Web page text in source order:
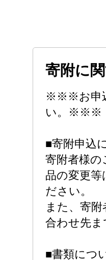
寄附に
※※※お申
い。※※※
■寄附申込
寄附者様
品の変更
ださい。
また、寄
合わせ先ま
■書類につ